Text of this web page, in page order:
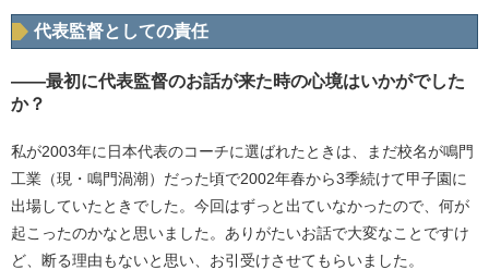
代表監督としての責任
――最初に代表監督のお話が来た時の心境はいかがでした
か？
私が2003年に日本代表のコーチに選ばれたときは、まだ校名が鳴門
工業（現・鳴門渦潮）だった頃で2002年春から3季続けて甲子園に
出場していたときでした。今回はずっと出ていなかったので、何が
起こったのかなと思いました。ありがたいお話で大変なことですけ
ど、断る理由もないと思い、お引受けさせてもらいました。